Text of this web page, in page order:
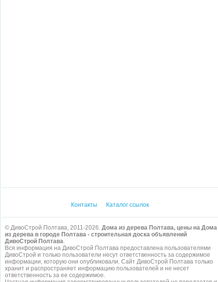
Контакты Каталог ссылок
© ДивоСтрой Полтава, 2011-2026. Дома из дерева Полтава, цены на Дома
из дерева в городе Полтава - строительная доска объявлений
ДивоСтрой Полтава.
Вся информация на ДивоСтрой Полтава предоставлена пользователями
ДивоСтрой и только пользователи несут ответственность за содержимое
информации, которую они опубликовали. Сайт ДивоСтрой Полтава только
хранит и распространяет информацию пользователей и не несет
ответственность за ее содержимое.